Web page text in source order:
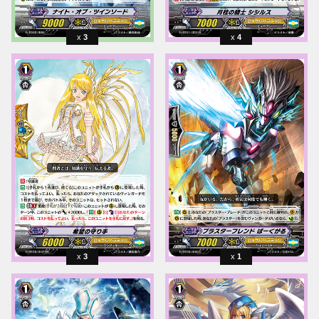
3 4
3 1